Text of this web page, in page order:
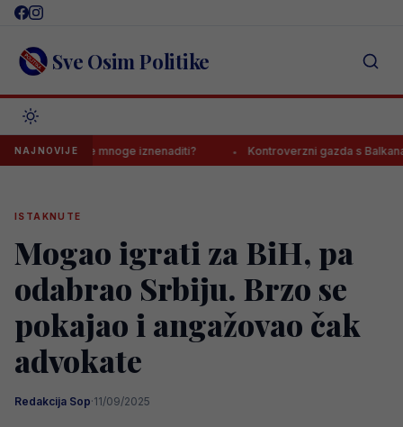
Skip
content Sve Osim Politike
NAJNOVIJE
ishod će mnoge iznenaditi? Kontroverzni gazda s Balkana o
ISTAKNUTE
Mogao igrati za BiH, pa
odabrao Srbiju. Brzo se
pokajao i angažovao čak
advokate
Redakcija Sop·11/09/2025